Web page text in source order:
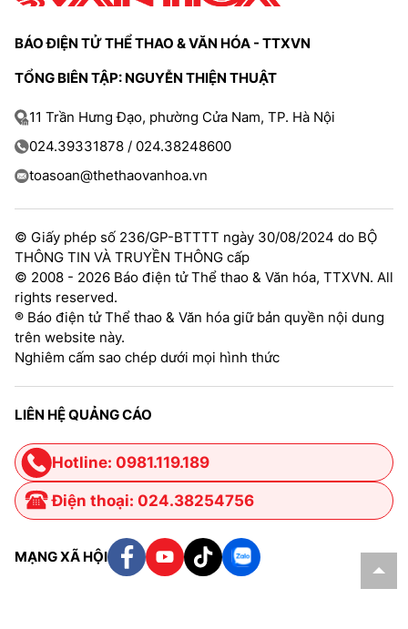
BÁO ĐIỆN TỬ THỂ THAO & VĂN HÓA - TTXVN
TỔNG BIÊN TẬP: NGUYỄN THIỆN THUẬT
11 Trần Hưng Đạo, phường Cửa Nam, TP. Hà Nội
024.39331878 / 024.38248600
toasoan@thethaovanhoa.vn
© Giấy phép số 236/GP-BTTTT ngày 30/08/2024 do BỘ
THÔNG TIN VÀ TRUYỀN THÔNG cấp
© 2008 - 2026 Báo điện tử Thể thao & Văn hóa, TTXVN. All
rights reserved.
® Báo điện tử Thể thao & Văn hóa giữ bản quyền nội dung
trên website này.
Nghiêm cấm sao chép dưới mọi hình thức
LIÊN HỆ QUẢNG CÁO
Hotline: 0981.119.189
Điện thoại: 024.38254756
MẠNG XÃ HỘI